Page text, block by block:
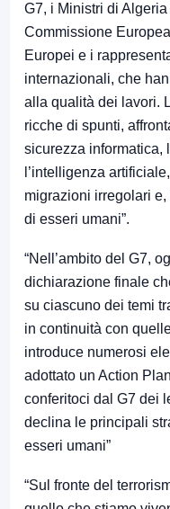
G7, i Ministri di
Commissione
Europei e i
internazionali, che
alla qualità dei lavori.
ricche di spunti,
sicurezza informatica,
l’intelligenza
migrazioni irregolari
di esseri umani”.
“Nell’ambito del G7,
dichiarazione finale
su ciascuno dei temi
in continuità con
introduce numerosi
adottato un Action
conferitoci dal G7 dei
declina le principali
esseri umani”
“Sul fronte del